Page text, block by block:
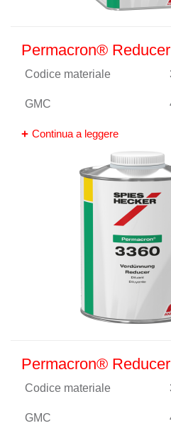
Permacron®
Codice materiale
GMC
Continua a leggere
Permacron®
Codice materiale
GMC